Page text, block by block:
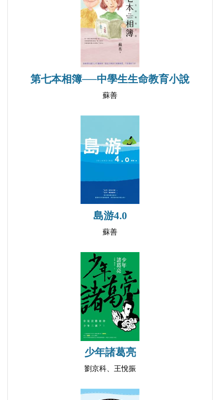
【賀】蘇善《雲娃娃》入選2015臺南兒童文學月優質本
第七本相簿──中學生生命教育小說
蘇善
島游4.0
蘇善
少年諸葛亮
劉京科、王悅振